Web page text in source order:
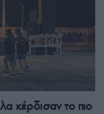
κέρδισαν το πιο